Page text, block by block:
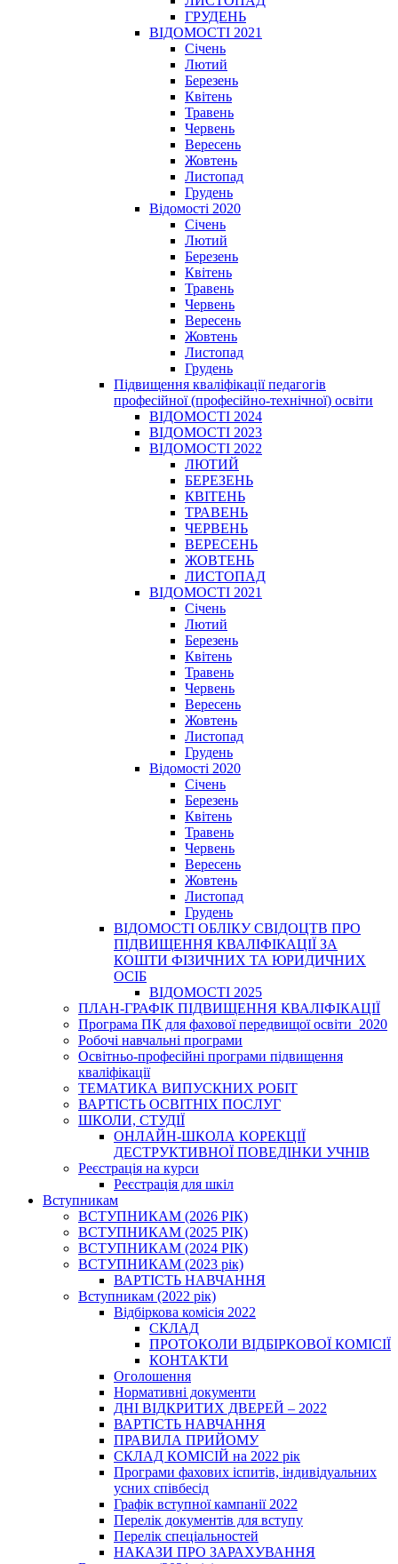
ГРУДЕНЬ
ВІДОМОСТІ 2021
Січень
Лютий
Березень
Квітень
Травень
Червень
Вересень
Жовтень
Листопад
Грудень
Відомості 2020
Січень
Лютий
Березень
Квітень
Травень
Червень
Вересень
Жовтень
Листопад
Грудень
Підвищення кваліфікації педагогів
професійної (професійно-технічної) освіти
ВІДОМОСТІ 2024
ВІДОМОСТІ 2023
ВІДОМОСТІ 2022
ЛЮТИЙ
БЕРЕЗЕНЬ
КВІТЕНЬ
ТРАВЕНЬ
ЧЕРВЕНЬ
ВЕРЕСЕНЬ
ЖОВТЕНЬ
ЛИСТОПАД
ВІДОМОСТІ 2021
Січень
Лютий
Березень
Квітень
Травень
Червень
Вересень
Жовтень
Листопад
Грудень
Відомості 2020
Січень
Березень
Квітень
Травень
Червень
Вересень
Жовтень
Листопад
Грудень
ВІДОМОСТІ ОБЛІКУ СВІДОЦТВ ПРО
ПІДВИЩЕННЯ КВАЛІФІКАЦІЇ ЗА
КОШТИ ФІЗИЧНИХ ТА ЮРИДИЧНИХ
ОСІБ
ВІДОМОСТІ 2025
ПЛАН-ГРАФІК ПІДВИЩЕННЯ КВАЛІФІКАЦІЇ
Програма ПК для фахової передвищої освіти_2020
Робочі навчальні програми
Освітньо-професійні програми підвищення
кваліфікації
ТЕМАТИКА ВИПУСКНИХ РОБІТ
ВАРТІСТЬ ОСВІТНІХ ПОСЛУГ
ШКОЛИ, СТУДІЇ
ОНЛАЙН-ШКОЛА КОРЕКЦІЇ
ДЕСТРУКТИВНОЇ ПОВЕДІНКИ УЧНІВ
Реєстрація на курси
Реєстрація для шкіл
Вступникам
ВСТУПНИКАМ (2026 РІК)
ВСТУПНИКАМ (2025 РІК)
ВСТУПНИКАМ (2024 РІК)
ВСТУПНИКАМ (2023 рік)
ВАРТІСТЬ НАВЧАННЯ
Вступникам (2022 рік)
Відбіркова комісія 2022
СКЛАД
ПРОТОКОЛИ ВІДБІРКОВОЇ КОМІСІЇ
КОНТАКТИ
Оголошення
Нормативні документи
ДНІ ВІДКРИТИХ ДВЕРЕЙ – 2022
ВАРТІСТЬ НАВЧАННЯ
ПРАВИЛА ПРИЙОМУ
СКЛАД КОМІСІЙ на 2022 рік
Програми фахових іспитів, індивідуальних
усних співбесід
Графік вступної кампанії 2022
Перелік документів для вступу
Перелік спеціальностей
НАКАЗИ ПРО ЗАРАХУВАННЯ